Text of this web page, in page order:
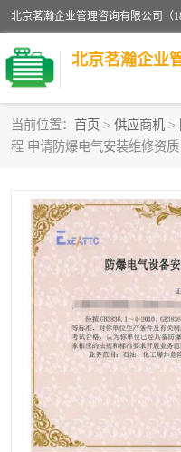
北京茗瀚企业
当前位置： 首页 > 供应商机 >
程 申请防爆电气安装维修资
烟道清洗资质
清洗资质
防爆电气维修安装资质
矿用设备检修资质